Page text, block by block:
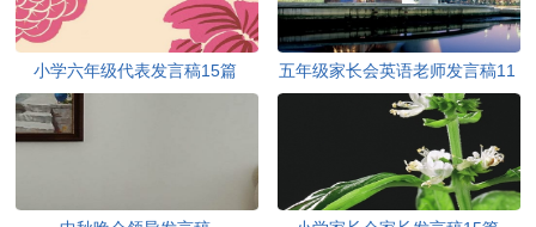
小学六年级代表发言稿15篇
五年级家长会英语老师发言稿11
篇